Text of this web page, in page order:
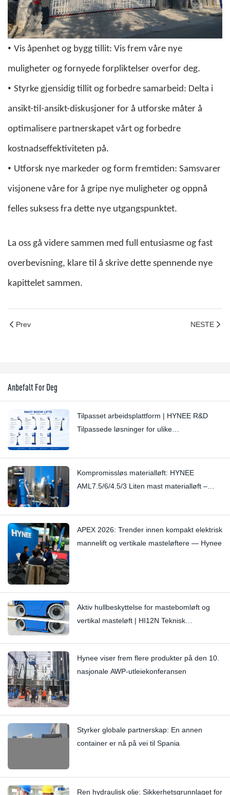
• Vis åpenhet og bygg tillit: Vis frem våre nye
muligheter og fornyede forpliktelser overfor deg.
• Styrke gjensidig tillit og forbedre samarbeid: Delta i
ansikt-til-ansikt-diskusjoner for å utforske måter å
optimalisere partnerskapet vårt og forbedre
kostnadseffektiviteten på.
• Utforsk nye markeder og form fremtiden: Samsvarer
visjonene våre for å gripe nye muligheter og oppnå
felles suksess fra dette nye utgangspunktet.
La oss gå videre sammen med full entusiasme og fast
overbevisning, klare til å skrive dette spennende nye
kapittelet sammen.
Prev NESTE
Anbefalt For Deg
Tilpasset arbeidsplattform | HYNEE R&D
Tilpassede løsninger for ulike
Kompromissløs materialløft: HYNEE
AML7.5/6/4.5/3 Liten mast materialløft –
APEX 2026: Trender innen kompakt elektrisk
mannelift og vertikale masteløftere — Hynee
Aktiv hullbeskyttelse for mastebomløft og
vertikal masteløft | HI12N Teknisk
Hynee viser frem flere produkter på den 10.
nasjonale AWP-utleiekonferansen
Styrker globale partnerskap: En annen
container er nå på vei til Spania
Ren hydraulisk olje: Sikkerhetsgrunnlaget for